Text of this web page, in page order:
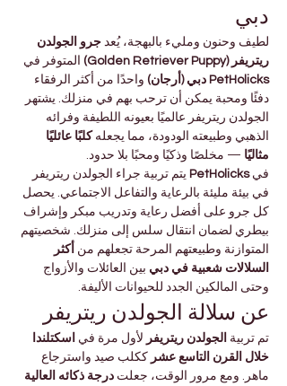
دبي
لطيف وحنون ومليء بالبهجة، يُعد جرو الجولدن
ريتريفر (Golden Retriever Puppy)
المتوفر في
PetHolicks دبي (أرجان)
واحدًا من أكثر الرفقاء
دفئًا ومحبة يمكن أن ترحب بهم في منزلك. يشتهر
الجولدن ريتريفر عالميًا بعيونه اللطيفة وفرائه
الذهبي وطبيعته الودودة، مما يجعله كلبًا عائليًا
مثاليًا — مخلصًا وذكيًا ومحبًا بلا حدود.
في PetHolicks يتم تربية جراء الجولدن ريتريفر
في بيئة مليئة بالرعاية والتفاعل الاجتماعي. يحصل
كل جرو على أفضل رعاية وتدريب مبكر وإشراف
بيطري لضمان انتقال سلس إلى منزلك. شخصيتهم
المتوازنة وطبيعتهم المرحة تجعلهم من
أكثر
السلالات شعبية في دبي بين العائلات والأزواج
وحتى المالكين الجدد للحيوانات الأليفة.
عن سلالة الجولدن ريتريفر
تم تربية الجولدن ريتريفر لأول مرة في اسكتلندا
خلال القرن التاسع عشر ككلب صيد واسترجاع
ماهر. ومع مرور الوقت، جعلت درجة ذكائه العالية